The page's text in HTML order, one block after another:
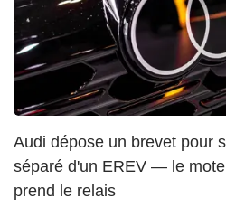
Audi dépose un brevet pour
séparé d'un EREV — le
prend le relais